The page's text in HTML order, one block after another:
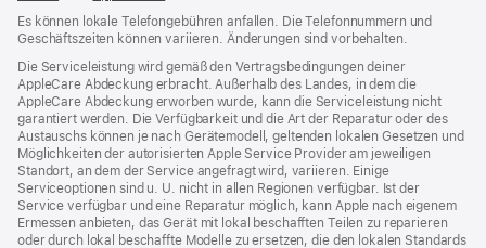
Fenster)
neues
Fenster)
neues
Fenster)
Es können lokale Telefongebühren anfallen. Die Telefonnummern und
Geschäftszeiten können variieren. Änderungen sind vorbehalten.
Die Serviceleistung wird gemäß den Vertragsbedingungen deiner
AppleCare Abdeckung erbracht. Außerhalb des Landes, in dem die
AppleCare Abdeckung erworben wurde, kann die Serviceleistung nicht
garantiert werden. Die Verfügbarkeit und die Art der Reparatur oder des
Austauschs können je nach Gerätemodell, geltenden lokalen Gesetzen und
Möglichkeiten der autorisierten Apple Service Provider am jeweiligen
Standort, an dem der Service angefragt wird, variieren. Einige
Serviceoptionen sind u. U. nicht in allen Regionen verfügbar. Ist der
Service verfügbar und eine Reparatur möglich, kann Apple nach eigenem
Ermessen anbieten, das Gerät mit lokal beschafften Teilen zu reparieren
oder durch lokal beschaffte Modelle zu ersetzen, die den lokalen Standards